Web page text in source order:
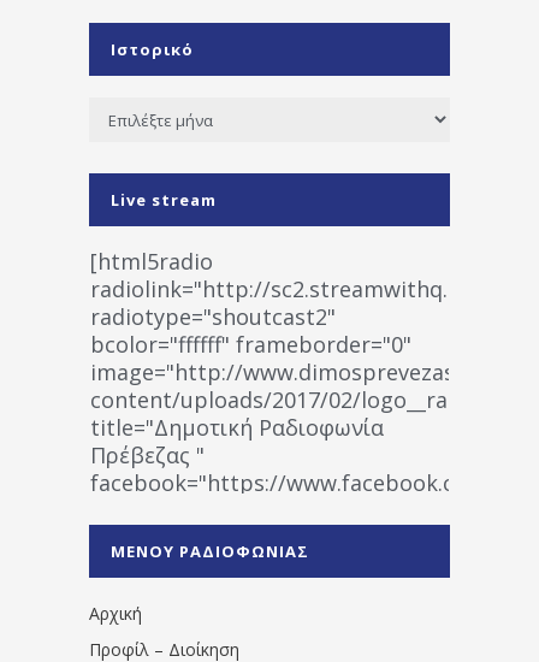
Ιστορικό
Ιστορικό
Live stream
[html5radio
radiolink="http://
radiotype="shoutcast2"
bcolor="ffffff" frameborder="0"
image="http://www.dimosprevezas.gr/wp-
content/uploads/2017/02/
title="Δημοτική Ραδιοφωνία
Πρέβεζας "
facebook="https://www.facebook.com/
1531194763766854/" artist="" ]
ΜΕΝΟΥ ΡΑΔΙΟΦΩΝΙΑΣ
Αρχική
Προφίλ – Διοίκηση